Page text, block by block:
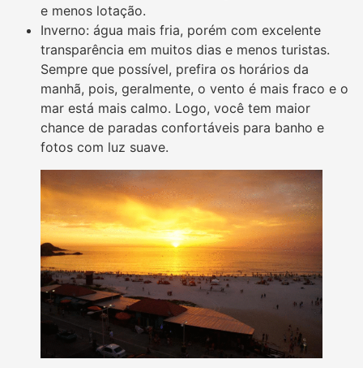
e menos lotação.
Inverno: água mais fria, porém com excelente
transparência em muitos dias e menos turistas.
Sempre que possível, prefira os horários da
manhã, pois, geralmente, o vento é mais fraco e o
mar está mais calmo. Logo, você tem maior
chance de paradas confortáveis para banho e
fotos com luz suave.